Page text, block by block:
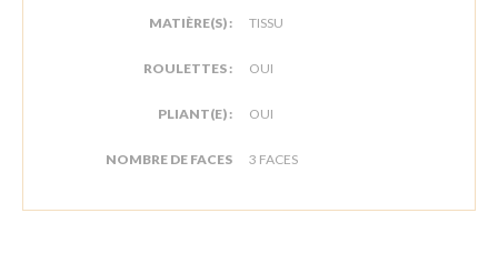
MATIÈRE(S) : TISSU
ROULETTES : OUI
PLIANT(E) : OUI
NOMBRE DE FACES 3 FACES